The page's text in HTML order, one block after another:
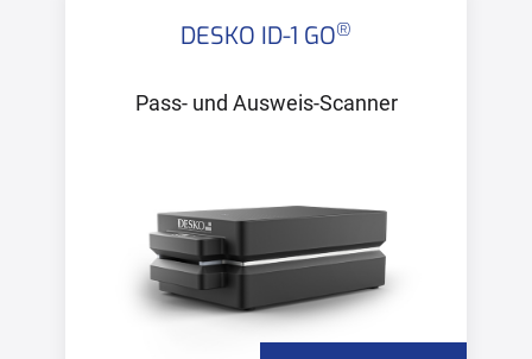
DESKO ID-1 GO®
Pass- und Ausweis-Scanner